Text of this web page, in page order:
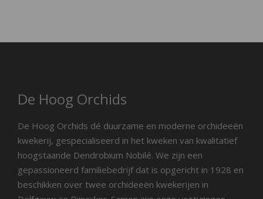
De Hoog Orchids
De Hoog Orchids dé duurzame en moderne orchideeën
kwekerij, gespecialiseerd in het kweken van kwalitatief
hoogstaande Dendrobium Nobilé. We zijn een
gepassioneerd familiebedrijf dat is opgericht in 1928 en
beschikken over twee orchideeën kwekerijen in